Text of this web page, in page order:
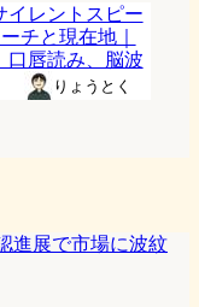
イレントスピー
チと現在地｜
口唇読み、脳波
りょうとく
進展で市場に波紋